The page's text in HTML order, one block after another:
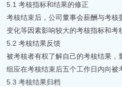
5.1 考核指标和结果的修正
考核结束后，公司董事会薪酬与考
变化等因素影响较大的考核指标和考
5.2 考核结果反馈
被考核者有权了解自己的考核结果
组应在考核结束后五个工作日内向被
5.3 考核结果归档